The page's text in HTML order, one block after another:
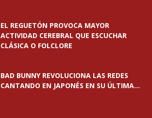
EL REGUETÓN PROVOCA MAYOR
ACTIVIDAD CEREBRAL QUE ESCUCHAR
CLÁSICA O FOLCLORE
BAD BUNNY REVOLUCIONA LAS REDES
CANTANDO EN JAPONÉS EN SU ÚLTIMA...